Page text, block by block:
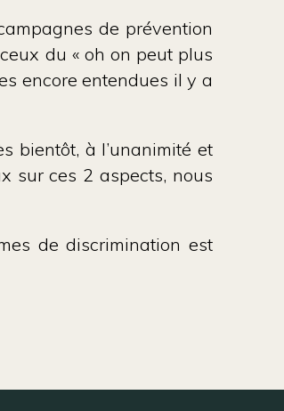
de prévention
du « oh on peut plus
encore entendues il y a
bientôt, à l’unanimité et
sur ces 2 aspects, nous
de discrimination est